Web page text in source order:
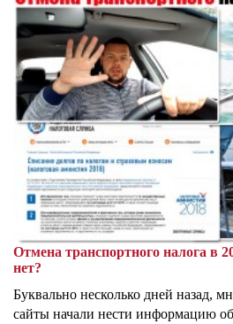
Отмена транспортного налога в
нет?
Буквально несколько дней назад,
сайты начали нести информацию